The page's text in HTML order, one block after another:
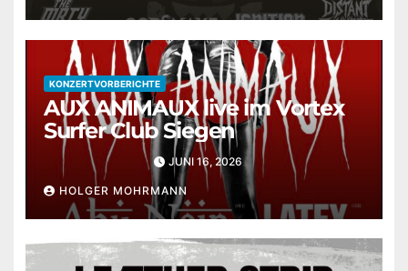
KONZERTVORBERICHTE
AUX ANIMAUX live im Vortex
Surfer Club Siegen
JUNI 16, 2026
HOLGER MOHRMANN